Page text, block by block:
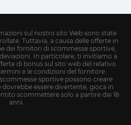
sul nostro sito Web sono state
Tuttavia, a causa delle offerte in
dei fornitori di scommesse sportive,
In particolare, ti invitiamo a
di bonus sul sito web del relativo
e le condizioni del fornitore.
sportive possono creare
essere divertente, gioca in
scommettere solo a partire dai 18
anni.